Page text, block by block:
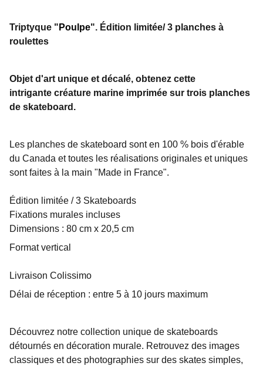
Triptyque " Poulpe". Édition limitée/ 3 planches à
roulettes
Objet d'art unique et décalé, obtenez cette
intrigante créature marine imprimée sur trois planches
de skateboard.
Les planches de skateboard sont en 100 % bois d'érable
du Canada et toutes les réalisations originales et uniques
sont faites à la main "Made in France".
Édition limitée / 3 Skateboards
Fixations murales incluses
Dimensions : 80 cm x 20,5 cm
Format vertical
Livraison Colissimo
Délai de réception : entre 5 à 10 jours maximum
Découvrez notre collection unique de skateboards
détournés en décoration murale. Retrouvez des images
classiques et des photographies sur des skates simples,